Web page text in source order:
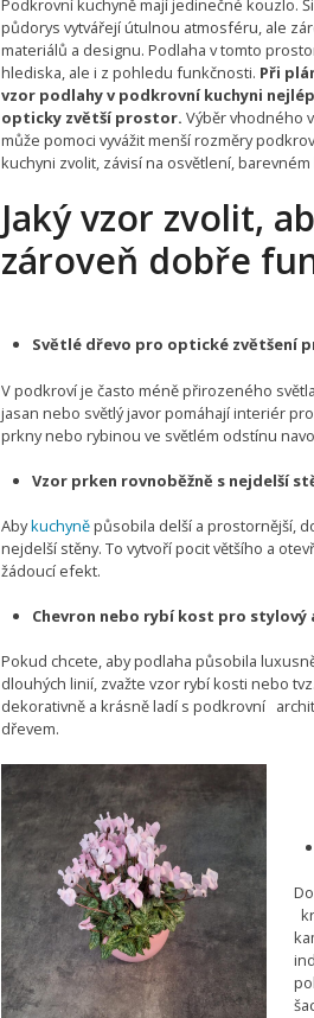
Podkrovní kuchyně mají jedinečné kouzlo.
půdorys vytvářejí útulnou atmosféru, ale
materiálů a designu. Podlaha v tomto
hlediska, ale i z pohledu funkčnosti. Při
vzor podlahy v podkrovní kuchyni
opticky zvětší prostor. Výběr vhodného
může pomoci vyvážit menší rozměry
kuchyni zvolit, závisí na osvětlení,
Jaký vzor zvolit,
zároveň dobře
Světlé dřevo pro optické zvětšení
V podkroví je často méně přirozeného
jasan nebo světlý javor pomáhají interiér
prkny nebo rybinou ve světlém odstínu
Vzor prken rovnoběžně s nejdelší
Abykuchyněpůsobila delší a prostornější,
nejdelší stěny. To vytvoří pocit většího a
žádoucí efekt.
Chevron nebo rybí kost pro stylový
Pokud chcete, aby podlaha působila
dlouhých linií, zvažte vzor rybí kosti nebo
dekorativně a krásně ladí s podkrovní
dřevem.